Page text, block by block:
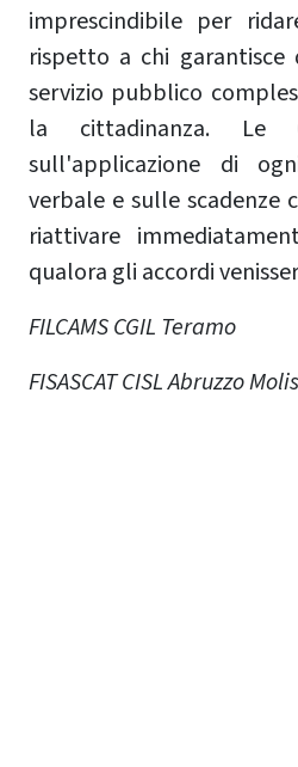
imprescindibile per
rispetto a chi garantisce
servizio pubblico
la cittadinanza. Le
sull'applicazione di
verbale e sulle scadenze
riattivare
qualora gli accordi
FILCAMS CGIL Teramo
FISASCAT CISL Abruzzo